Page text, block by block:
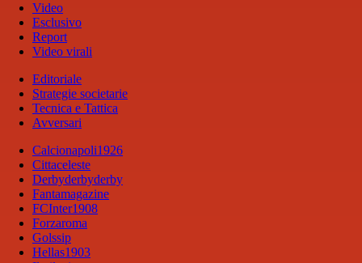
Video
Esclusivo
Report
Video virali
Editoriale
Strategie societarie
Tecnica e Tattica
Avversari
Calcionapoli1926
Cittaceleste
Derbyderbyderby
Fantamagazine
FCInter1908
Forzaroma
Golssip
Hellas1903